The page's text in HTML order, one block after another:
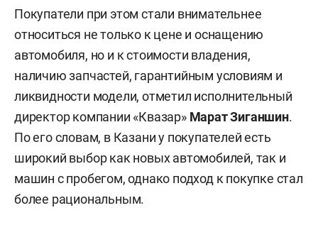
Покупатели при этом стали внимательнее
относиться не только к цене и оснащению
автомобиля, но и к стоимости владения,
наличию запчастей, гарантийным условиям и
ликвидности модели, отметил исполнительный
директор компании «Квазар» Марат Зиганшин.
По его словам, в Казани у покупателей есть
широкий выбор как новых автомобилей, так и
машин с пробегом, однако подход к покупке стал
более рациональным.